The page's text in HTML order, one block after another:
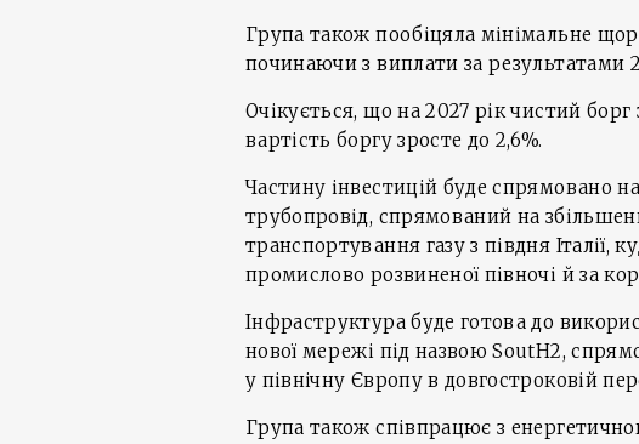
Група також пообіцяла мінімальне
починаючи з виплати за результатами
Очікується, що на 2027 рік чистий
вартість боргу зросте до 2,6%.
Частину інвестицій буде спрямовано
трубопровід, спрямований на
транспортування газу з півдня Італії,
промислово розвиненої півночі й за
Інфраструктура буде готова до
нової мережі під назвою SoutH2,
у північну Європу в довгостроковій
Група також співпрацює з